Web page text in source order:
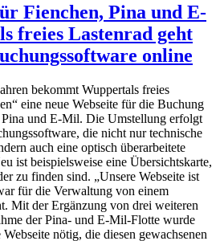
Fienchen, Pina und E-
freies Lastenrad geht
online
bekommt Wuppertals freies
eine neue Webseite für die Buchung
Pina und E-Mil. Die Umstellung erfolgt
die nicht nur technische
auch eine optisch überarbeitete
ist beispielsweise eine Übersichtskarte,
zu finden sind. „Unsere Webseite ist
für die Verwaltung von einem
Mit der Ergänzung von drei weiteren
der Pina- und E-Mil-Flotte wurde
nötig, die diesen gewachsenen